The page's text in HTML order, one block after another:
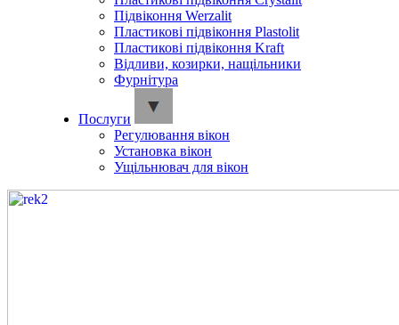
Підвіконня Werzalit
Пластикові підвіконня Plastolit
Пластикові підвіконня Kraft
Відливи, козирки, нащільники
Фурнітура
Послуги
Регулювання вікон
Установка вікон
Ущільнювач для вікон